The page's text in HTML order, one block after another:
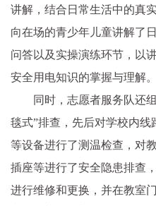
讲解，结合日常生活中的真
向在场的青少年儿童讲解了
问答以及实操演练环节，以
安全用电知识的掌握与理解。
同时，志愿者服务队还
毯式”排查，先后对学校内
等设备进行了测温检查，对
插座等进行了安全隐患排查
进行维修和更换，并在教室